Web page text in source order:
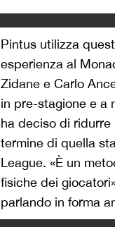
Pintus utilizza
esperienza al
Zidane e Carlo
in pre-stagione e a
ha deciso di ridurre
termine di quella
League. «È un
fisiche dei
parlando in forma